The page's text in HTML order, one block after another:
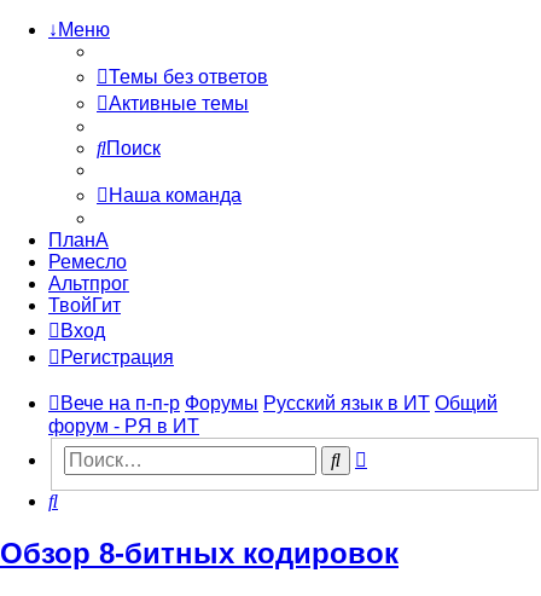
↓Меню
Темы без ответов
Активные темы
Поиск
Наша команда
ПланА
Ремесло
Альтпрог
ТвойГит
Вход
Регистрация
Вече на п-п-р Форумы Русский язык в ИТ Общий
форум - РЯ в ИТ
Поиск
Поиск
Обзор 8-битных кодировок